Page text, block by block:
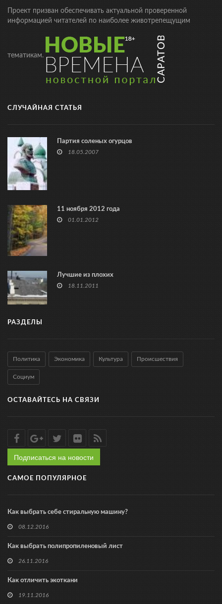
Проект призван обеспечивать актуальной проверенной
информацией читателей по наиболее животрепещущим
тематикам.
СЛУЧАЙНАЯ СТАТЬЯ
Партия соленых огурцов
18.05.2007
11 ноября 2012 года
01.01.2012
Лучшие из плохих
18.11.2011
РАЗДЕЛЫ
Политика Экономика Культура Происшествия
Социум
ОСТАВАЙТЕСЬ НА СВЯЗИ
Подписаться на новости
САМОЕ ПОПУЛЯРНОЕ
Как выбрать себе стиральную машину?
08.12.2016
Как выбрать полипропиленовый лист
26.11.2016
Как отличить экоткани
19.11.2016